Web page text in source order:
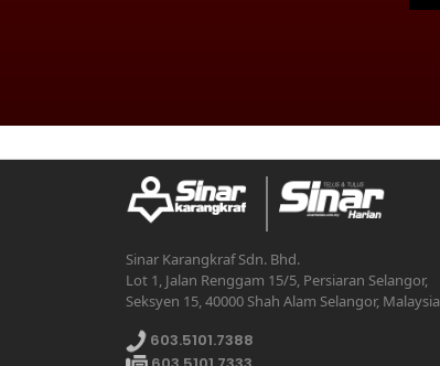
Sinar Karangkraf Sdn. Bhd.
Lot 1, Jalan Renggam 15/5, Persiaran Selangor,
Seksyen 15, 40000 Shah Alam Selangor, Malaysia
603.5101.7388